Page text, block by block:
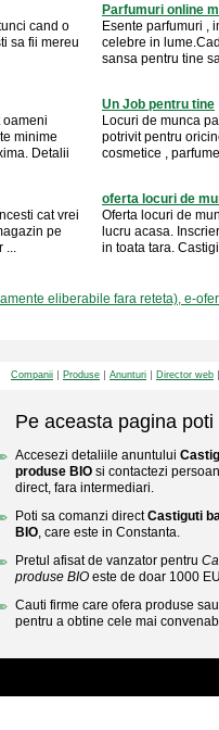
cand o
sa fii mereu
Parfumuri online
Esente parfumuri ,
celebre in
sansa pentru tine
oameni
minime
Detalii
Un Job pentru tine
Locuri de munca
potrivit pentru
cosmetice ,
cat vrei
pe
...
oferta locuri de
Oferta locuri de
lucru acasa.
in toata tara.
eliberabile fara reteta), e-
Companii Produse Anunturi Director web
Pe aceasta pagina poti
Accesezi detaliile anuntului
produse BIO si contactezi
direct, fara intermediari.
Poti sa comanzi directCastiguti
BIO, care este in Constanta.
Pretul afisat de vanzator pentru
produse BIO este de doar 1000
Cauti firme care ofera produse
pentru a obtine cele mai